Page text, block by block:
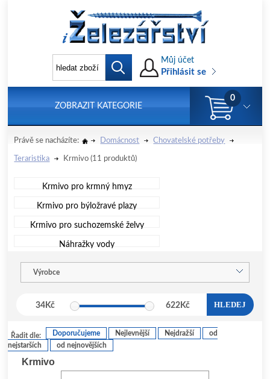
Můj účet
Přihlásit se
ZOBRAZIT KATEGORIE
0
Právě se nacházíte: Domácnost Chovatelské potřeby
Teraristika Krmivo (11 produktů)
Krmivo pro krmný hmyz
Krmivo pro býložravé plazy
Krmivo pro suchozemské želvy
Náhražky vody
Výrobce
34Kč 622 Kč HLEDEJ
Řadit dle: Doporučujeme Nejlevnější Nejdražší
od
nejstarších
od nejnovějších
Krmivo